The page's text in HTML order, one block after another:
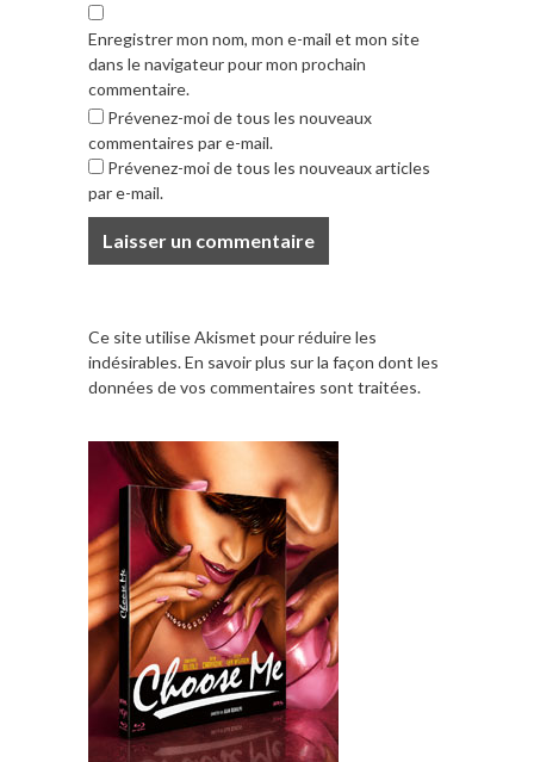
Enregistrer mon nom, mon e-mail et mon site
dans le navigateur pour mon prochain
commentaire.
Prévenez-moi de tous les nouveaux
commentaires par e-mail.
Prévenez-moi de tous les nouveaux articles
par e-mail.
Ce site utilise Akismet pour réduire les
indésirables.En savoir plus sur la façon dont les
données de vos commentaires sont traitées.